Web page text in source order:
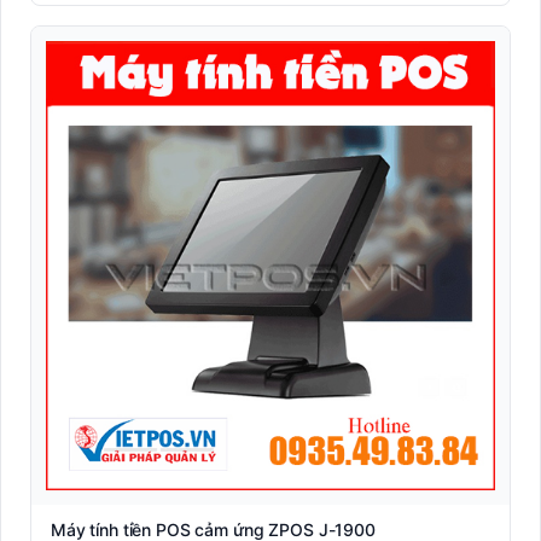
Máy POS Android
Máy POS các hãng
Máy POS các mô hình
Máy POS Elanda
Máy POS hãng Partner
Máy POS P2C
Máy POS Sunmi
MÁY ZPOS ( Korea )
POSBANK Hàn Quốc
Trọn bộ máy tính tiền
Máy tuần tra
Máy tính tiền POS cảm ứng ZPOS J-1900